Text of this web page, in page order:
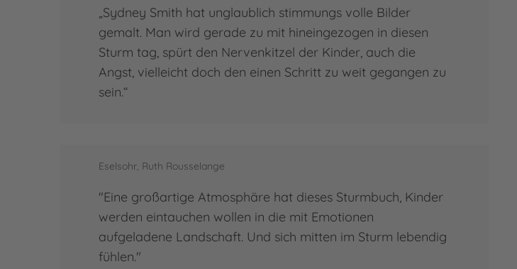
„Sydney Smith hat unglaublich stimmungs volle Bilder
gemalt. Man wird gerade zu mit hineingezogen in diesen
Sturm tag, spürt den Nervenkitzel der Kinder, auch die
Angst, vielleicht doch den einen Schritt zu weit gegangen zu
sein.“
Eselsohr, Ruth Rousselange
"Eine großartige Atmosphäre hat dieses Sturmbuch, Kinder
werden eintauchen wollen in die mit Emotionen
aufgeladene Landschaft. Und sich mitten im Sturm lebendig
fühlen."